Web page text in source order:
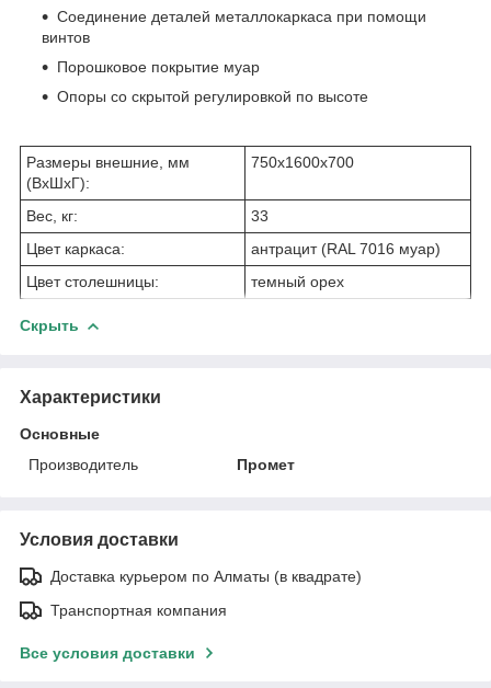
Соединение деталей металлокаркаса при помощи
винтов
Порошковое покрытие муар
Опоры со скрытой регулировкой по высоте
Размеры внешние, мм
(ВхШхГ):
750x1600x700
Вес, кг:
33
Цвет каркаса:
антрацит (RAL 7016 муар)
Цвет столешницы:
темный орех
Скрыть
Характеристики
Основные
Производитель
Промет
Условия доставки
Доставка курьером по Алматы (в квадрате)
Транспортная компания
Все условия доставки